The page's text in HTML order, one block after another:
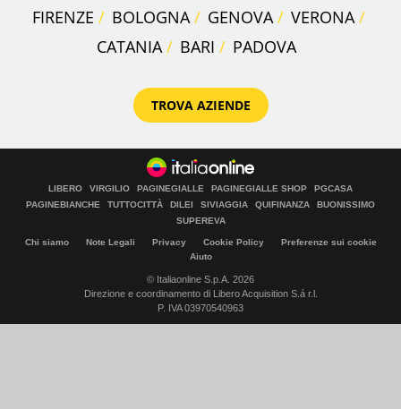
FIRENZE
BOLOGNA GENOVA
VERONA
CATANIA
BARI PADOVA
TROVA AZIENDE
LIBERO VIRGILIO PAGINEGIALLE PAGINEGIALLE SHOP
PGCASA
PAGINEBIANCHE
TUTTOCITTÀ DILEI SIVIAGGIA QUIFINANZA
BUONISSIMO
SUPEREVA
Chi siamo Note Legali Privacy Cookie Policy
Preferenze sui cookie
Aiuto
© Italiaonline S.p.A. 2026
Direzione e coordinamento di Libero Acquisition S.á r.l.
P. IVA 03970540963